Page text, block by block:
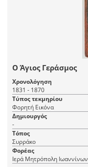
Ο Άγιος Γεράσμος
Χρονολόγηση
1831 - 1870
Τύπος τεκμηρίου
Φορητή Εικόνα
Δημιουργός
-
Τόπος
Συρράκο
Φορέας
Ιερά Μητρόπολη Ιωαννίνων